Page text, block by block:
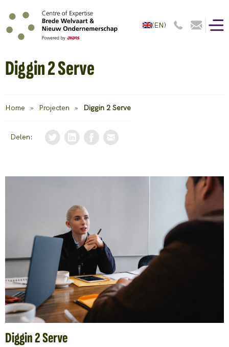
(EN)
Diggin 2 Serve
Home » Projecten » Diggin 2 Serve
Delen:
Diggin 2 Serve